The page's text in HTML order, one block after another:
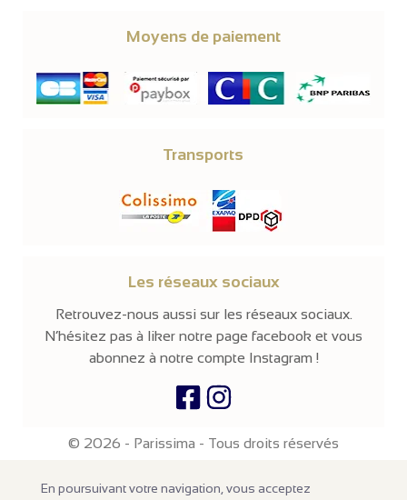
Moyens de paiement
Transports
Les réseaux sociaux
Retrouvez-nous aussi sur les réseaux sociaux.
N’hésitez pas à liker notre page facebook et vous
abonnez à notre compte Instagram !
© 2026 - Parissima - Tous droits réservés
En poursuivant votre navigation, vous acceptez
la beauté. Les prix sont affichés hors taxes. Nos produits sont